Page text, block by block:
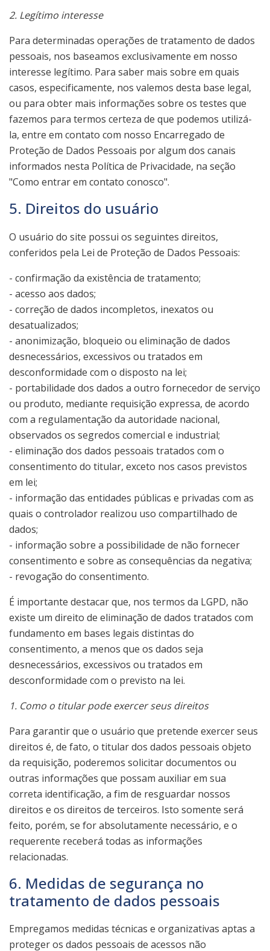
2. Legítimo interesse
Para determinadas operações de tratamento de dados
pessoais, nos baseamos exclusivamente em nosso
interesse legítimo. Para saber mais sobre em quais
casos, especificamente, nos valemos desta base legal,
ou para obter mais informações sobre os testes que
fazemos para termos certeza de que podemos utilizá-
la, entre em contato com nosso Encarregado de
Proteção de Dados Pessoais por algum dos canais
informados nesta Política de Privacidade, na seção
"Como entrar em contato conosco".
5. Direitos do usuário
O usuário do site possui os seguintes direitos,
conferidos pela Lei de Proteção de Dados Pessoais:
- confirmação da existência de tratamento;
- acesso aos dados;
- correção de dados incompletos, inexatos ou
desatualizados;
- anonimização, bloqueio ou eliminação de dados
desnecessários, excessivos ou tratados em
desconformidade com o disposto na lei;
- portabilidade dos dados a outro fornecedor de serviço
ou produto, mediante requisição expressa, de acordo
com a regulamentação da autoridade nacional,
observados os segredos comercial e industrial;
- eliminação dos dados pessoais tratados com o
consentimento do titular, exceto nos casos previstos
em lei;
- informação das entidades públicas e privadas com as
quais o controlador realizou uso compartilhado de
dados;
- informação sobre a possibilidade de não fornecer
consentimento e sobre as consequências da negativa;
- revogação do consentimento.
É importante destacar que, nos termos da LGPD, não
existe um direito de eliminação de dados tratados com
fundamento em bases legais distintas do
consentimento, a menos que os dados seja
desnecessários, excessivos ou tratados em
desconformidade com o previsto na lei.
1. Como o titular pode exercer seus direitos
Para garantir que o usuário que pretende exercer seus
direitos é, de fato, o titular dos dados pessoais objeto
da requisição, poderemos solicitar documentos ou
outras informações que possam auxiliar em sua
correta identificação, a fim de resguardar nossos
direitos e os direitos de terceiros. Isto somente será
feito, porém, se for absolutamente necessário, e o
requerente receberá todas as informações
relacionadas.
6. Medidas de segurança no
tratamento de dados pessoais
Empregamos medidas técnicas e organizativas aptas a
proteger os dados pessoais de acessos não